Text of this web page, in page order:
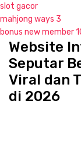
slot gacor
mahjong ways 3
bonus new member
Website
Seputar
Viral dan
di 2026